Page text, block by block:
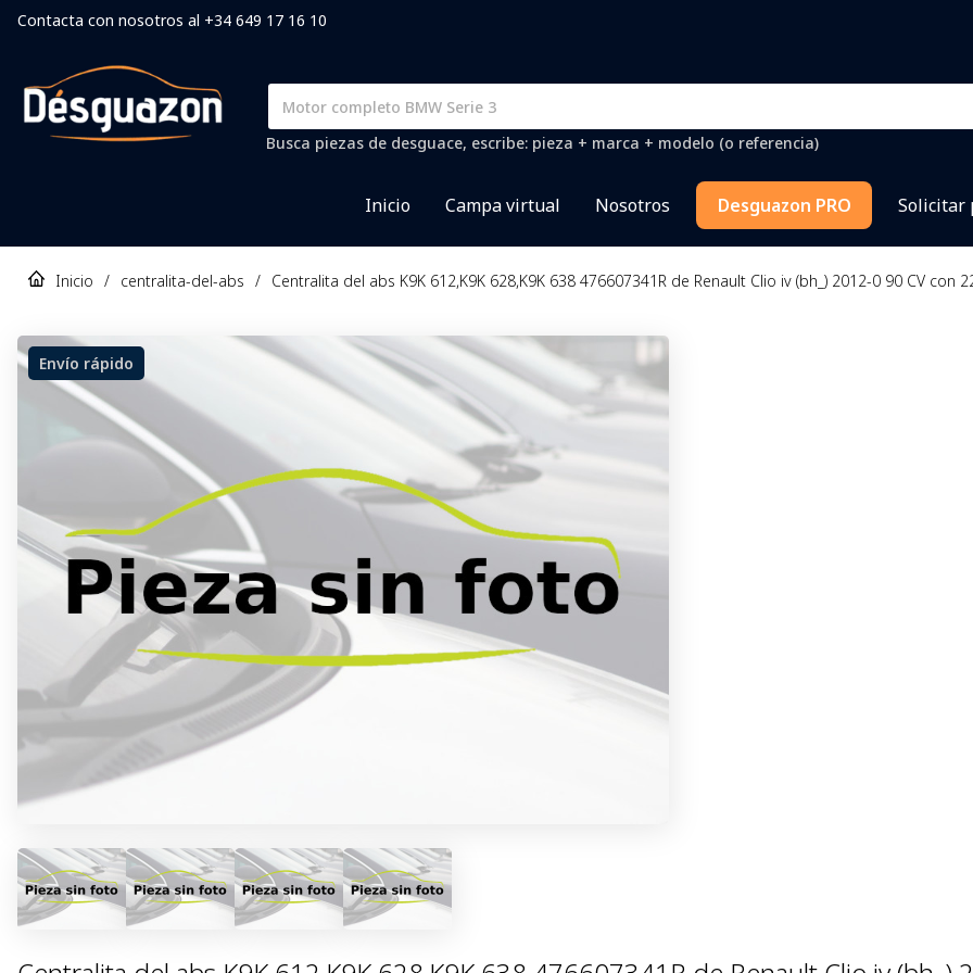
Contacta con nosotros al +34 649 17 16 10
Busca piezas de desguace, escribe: pieza + marca + modelo (o referencia)
Inicio Campa virtual Nosotros Desguazon PRO Solicitar
Inicio / centralita-del-abs / Centralita del abs K9K 612,K9K 628,K9K 638 476607341R de Renault Clio iv (bh_) 2012-0 90 CV con
Envío rápido